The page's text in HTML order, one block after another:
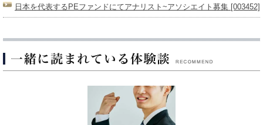
日本を代表するPEファンドにてアナリスト~アソシエイト募集 [003452]